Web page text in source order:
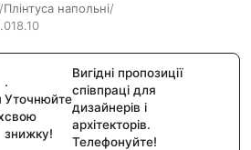
/Плінтуса напольні/
.
Уточнюйте
свою
знижку!
Вигідні пропозиції
співпраці для
дизайнерів і
архітекторів.
Телефонуйте!